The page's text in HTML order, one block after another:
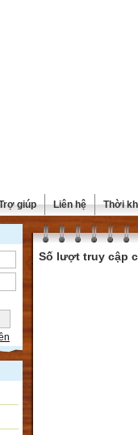
giúp Liên hệ Thời
Số lượt truy cập